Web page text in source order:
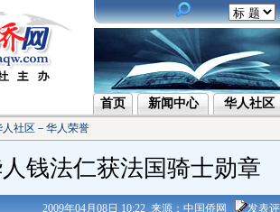
首页 新闻中心 华人社区
人社区 － 华人荣誉
钱法仁获法国骑士勋
2009年04月08日 10:22 来源：中国侨网 发表